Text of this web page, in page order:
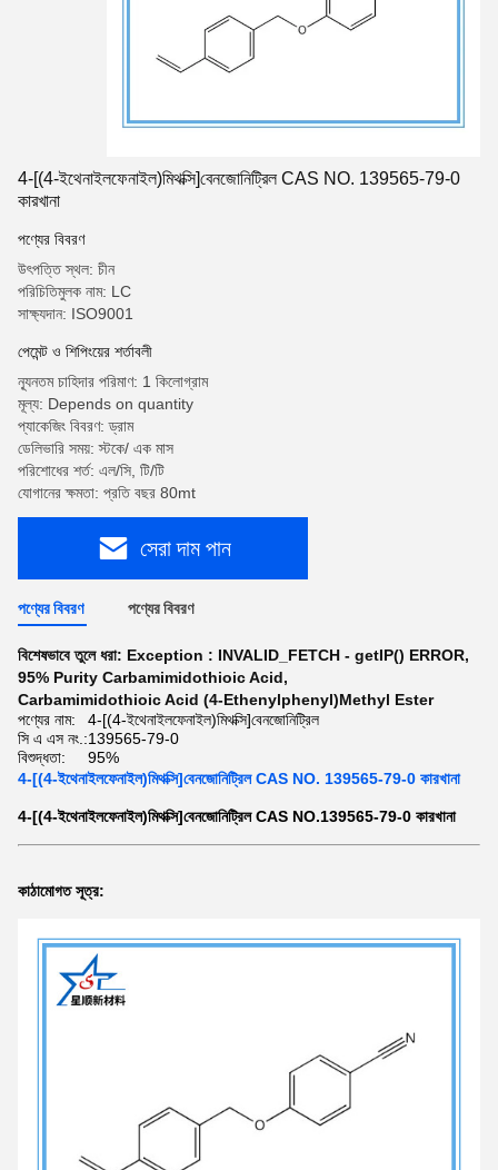
4-[(4-ইথেনাইলফেনাইল)মিথক্সি]বেনজোনিট্রিল CAS NO. 139565-79-0
কারখানা
পণ্যের বিবরণ
উৎপত্তি স্থল: চীন
পরিচিতিমুলক নাম: LC
সাক্ষ্যদান: ISO9001
পেমেন্ট ও শিপিংয়ের শর্তাবলী
ন্যূনতম চাহিদার পরিমাণ: 1 কিলোগ্রাম
মূল্য: Depends on quantity
প্যাকেজিং বিবরণ: ড্রাম
ডেলিভারি সময়: স্টকে/ এক মাস
পরিশোধের শর্ত: এল/সি, টি/টি
যোগানের ক্ষমতা: প্রতি বছর 80mt
সেরা দাম পান
পণ্যের বিবরণ পণ্যের বিবরণ
বিশেষভাবে তুলে ধরা: Exception : INVALID_FETCH - getIP() ERROR,
95% Purity Carbamimidothioic Acid,
Carbamimidothioic Acid (4-Ethenylphenyl)Methyl Ester
পণ্যের নাম:
4-[(4-ইথেনাইলফেনাইল)মিথক্সি]বেনজোনিট্রিল
সি এ এস নং.:139565-79-0
বিশুদ্ধতা:
95%
4-[(4-ইথেনাইলফেনাইল)মিথক্সি]বেনজোনিট্রিল CAS NO. 139565-79-0 কারখানা
4-[(4-ইথেনাইলফেনাইল)মিথক্সি]বেনজোনিট্রিল CAS NO.139565-79-0 কারখানা
কাঠামোগত সূত্র: